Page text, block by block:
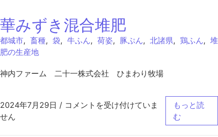
華みずき混合堆肥
都城市, 畜種, 袋, 牛ふん, 荷姿, 豚ぷん, 北諸県, 鶏ふん, 堆
肥の生産地
神内ファーム 二十一株式会社 ひまわり牧場
2024年7月29日 / 華みずき混合堆肥 は
コメントを受け付けていま
せん
もっと読
む